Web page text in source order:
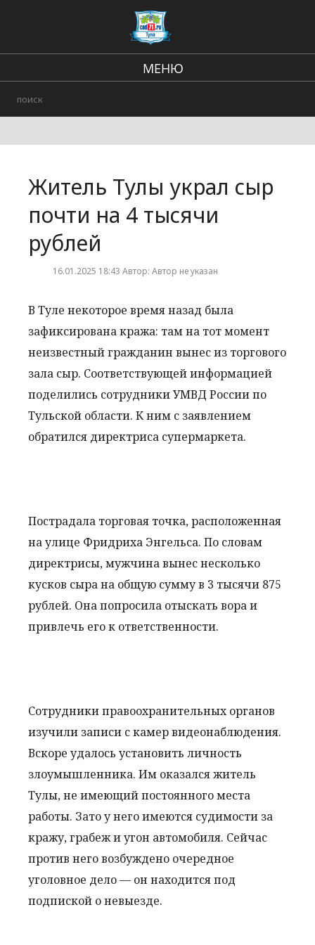
МЕНЮ
Городские события
Житель Тулы украл сыр
почти на 4 тысячи
рублей
16.01.2025 18:43 Автор: Автор не указан
В Туле некоторое время назад была
зафиксирована кража: там на тот момент
неизвестный гражданин вынес из торгового
зала сыр. Соответствующей информацией
поделились сотрудники УМВД России по
Тульской области. К ним с заявлением
обратился директриса супермаркета.
Пострадала торговая точка, расположенная
на улице Фридриха Энгельса. По словам
директрисы, мужчина вынес несколько
кусков сыра на общую сумму в 3 тысячи 875
рублей. Она попросила отыскать вора и
привлечь его к ответственности.
Сотрудники правоохранительных органов
изучили записи с камер видеонаблюдения.
Вскоре удалось установить личность
злоумышленника. Им оказался житель
Тулы, не имеющий постоянного места
работы. Зато у него имеются судимости за
кражу, грабеж и угон автомобиля. Сейчас
против него возбуждено очередное
уголовное дело — он находится под
подпиской о невыезде.